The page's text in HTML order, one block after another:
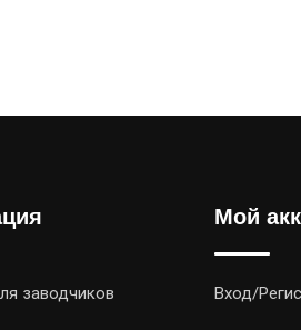
заводчиков
Мой
Вход/